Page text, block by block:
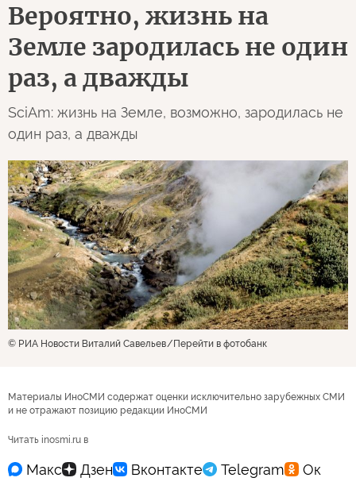
Вероятно, жизнь на
Земле зародилась не один
раз, а дважды
SciAm: жизнь на Земле, возможно, зародилась не
один раз, а дважды
© РИА Новости Виталий Савельев Перейти в фотобанк
Материалы ИноСМИ содержат оценки исключительно зарубежных СМИ
и не отражают позицию редакции ИноСМИ
Читать inosmi.ru в